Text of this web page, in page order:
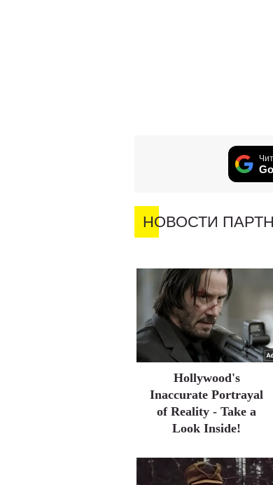
НОВОСТИ
Hollywood's
Inaccurate Portrayal
of Reality - Take a
Look Inside!